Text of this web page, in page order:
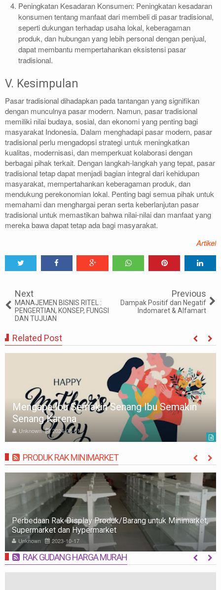
Peningkatan Kesadaran Konsumen: Peningkatan kesadaran
konsumen tentang manfaat dari membeli di pasar tradisional,
seperti dukungan terhadap usaha lokal, keberagaman
produk, dan hubungan yang lebih personal dengan penjual,
dapat membantu mempertahankan eksistensi pasar
tradisional.
V. Kesimpulan
Pasar tradisional dihadapkan pada tantangan yang signifikan
dengan munculnya pasar modern. Namun, pasar tradisional
memiliki nilai budaya, sosial, dan ekonomi yang penting bagi
masyarakat Indonesia. Dalam menghadapi pasar modern, pasar
tradisional perlu mengadopsi strategi untuk meningkatkan
kualitas, modernisasi, dan memperkuat kolaborasi dengan
berbagai pihak terkait. Dengan langkah-langkah yang tepat, pasar
tradisional tetap dapat menjadi bagian integral dari kehidupan
masyarakat, mempertahankan keberagaman produk, dan
mendukung perekonomian lokal. Penting bagi semua pihak untuk
memahami dan menghargai peran serta keberlanjutan pasar
tradisional untuk memastikan bahwa nilai-nilai dan manfaat yang
mereka bawa dapat tetap ada bagi masyarakat.
Artikel
Next
MANAJEMEN BISNIS RITEL :
PENGERTIAN, KONSEP, FUNGSI
DAN TUJUAN
Previous
Dampak Positif dan Negatif
Indomaret & Alfamart
Related Post
Mengapa Ibu Semakin Senang Ibu Semakin
Senang Karena
Unknown 2024-03-01
PRODUK RAK MINIMARKET MORE
Perbedaan Rak Display Produk/Barang untuk Minimarket,
Supermarket dan Hypermarket
Unknown 2023-10-17
RAK GUDANG HARGA MURAH MORE